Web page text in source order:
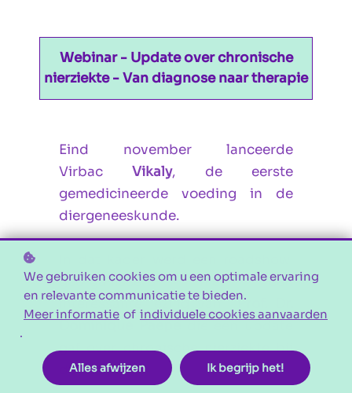
Webinar - Update over chronische
nierziekte - Van diagnose naar therapie
Eind november lanceerde
VirbacVikaly, de eerste
gemedicineerde voeding in de
diergeneeskunde.
georganiseerd met een
interessante lezing vanProf. Dr.
gaf over chronische nierziekte bij
de kat.
🎓 Probeer het nu en ontdek wat bij je
past!
Start jouw proeflidmaatschap!
We gebruiken cookies om u een optimale ervaring
en relevante communicatie te bieden.
Meer informatie of individuele cookies aanvaarden
.
Alles afwijzen Ik begrijp het!